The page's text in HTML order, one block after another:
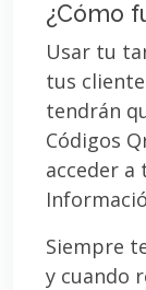
¿Cómo
Usar tu
tus
tendrán
Códigos
acceder
Siempre
y cuando